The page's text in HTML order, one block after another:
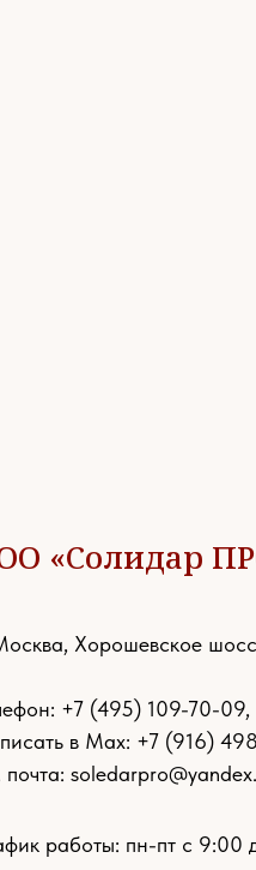
«Солидар
Хорошевское
+7 (495) 109-70-09,
в Max: +7 (916)
работы: пн-пт с 9:00